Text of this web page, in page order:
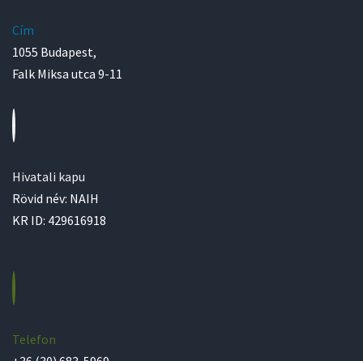
Cím
1055 Budapest,
Falk Miksa utca 9-11
Hivatali kapu
Rövid név: NAIH
KR ID: 429616918
Telefon